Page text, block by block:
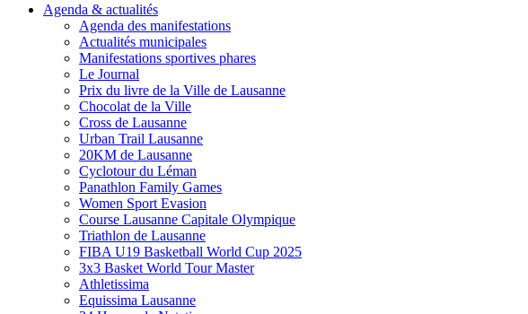
Agenda & actualités
Agenda des manifestations
Actualités municipales
Manifestations sportives phares
Le Journal
Prix du livre de la Ville de Lausanne
Chocolat de la Ville
Cross de Lausanne
Urban Trail Lausanne
20KM de Lausanne
Cyclotour du Léman
Panathlon Family Games
Women Sport Evasion
Course Lausanne Capitale Olympique
Triathlon de Lausanne
FIBA U19 Basketball World Cup 2025
3x3 Basket World Tour Master
Athletissima
Equissima Lausanne